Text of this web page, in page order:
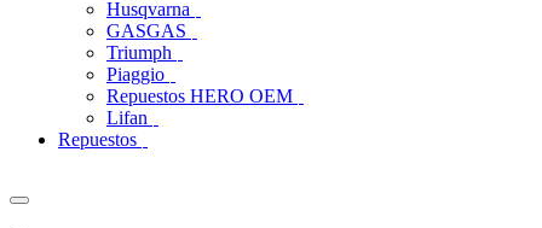
Husqvarna
GASGAS
Triumph
Piaggio
Repuestos HERO OEM
Lifan
Repuestos